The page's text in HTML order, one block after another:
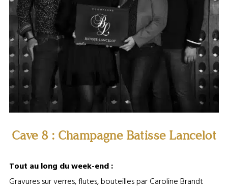
Cave 8 : Champagne Batisse Lancelot
Tout au long du week-end :
Gravures sur verres, flutes, bouteilles par Caroline Brandt